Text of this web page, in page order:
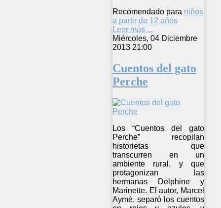
Recomendado para niños
a partir de 12 años
Leer más ...
Miércoles, 04 Diciembre
2013 21:00
Cuentos del gato
Perche
Los “Cuentos del gato
Perche” recopilan
historietas que
transcurren en un
ambiente rural, y que
protagonizan las
hermanas Delphine y
Marinette. El autor, Marcel
Aymé, separó los cuentos